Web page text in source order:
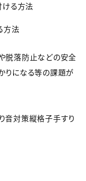
る方法
方法
脱落防止などの安全
りになる等の課題が
音対策縦格子手すり